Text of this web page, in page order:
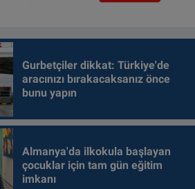
Gurbetçiler dikkat: Türkiye'de
aracınızı bırakacaksanız önce
bunu yapın
Almanya'da ilkokula başlayan
çocuklar için tam gün eğitim
imkanı